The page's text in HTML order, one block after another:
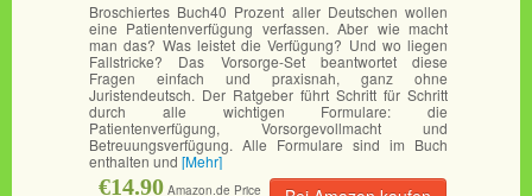
Broschiertes Buch40 Prozent aller Deutschen wollen
eine Patientenverfügung verfassen. Aber wie macht
man das? Was leistet die Verfügung? Und wo liegen
Fallstricke? Das Vorsorge-Set beantwortet diese
Fragen einfach und praxisnah, ganz ohne
Juristendeutsch. Der Ratgeber führt Schritt für Schritt
durch alle wichtigen Formulare: die
Patientenverfügung, Vorsorgevollmacht und
Betreuungsverfügung. Alle Formulare sind im Buch
enthalten und [Mehr]
€14.90 Amazon.de Price